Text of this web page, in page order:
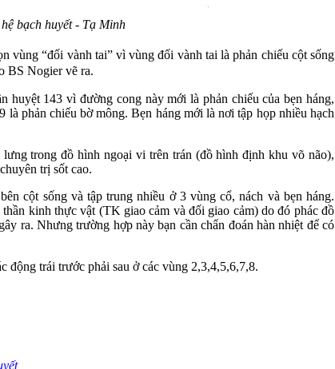
bạch huyết - Tạ Minh
vùng “đối vành tai” vì vùng đối vành tai là phản chiếu cột sống
BS Nogier vẽ ra.
huyệt 143 vì đường cong này mới là phản chiếu của bẹn háng,
phản chiếu bờ mông. Bẹn háng mới là nơi tập họp nhiều hạch
trong đồ hình ngoại vi trên trán (đồ hình định khu võ não),
trị sốt cao.
cột sống và tập trung nhiều ở 3 vùng cổ, nách và bẹn háng.
kinh thực vật (TK giao cảm và đối giao cảm) do đó phác đồ
ra. Nhưng trường hợp này bạn cần chẩn đoán hàn nhiệt để có
động trái trước phải sau ở các vùng 2,3,4,5,6,7,8.